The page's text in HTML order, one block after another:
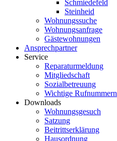
Schmiedefeld
Steinheid
Wohnungssuche
Wohnungsanfrage
Gästewohnungen
Ansprechpartner
Service
Reparaturmeldung
Mitgliedschaft
Sozialbetreuung
Wichtige Rufnummern
Downloads
Wohnungsgesuch
Satzung
Beitrittserklärung
Hausordnung